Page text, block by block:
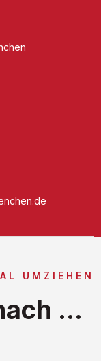
UMZIEHEN
...